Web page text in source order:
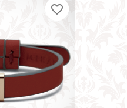
favorite_border
favorite_border
favorite_border